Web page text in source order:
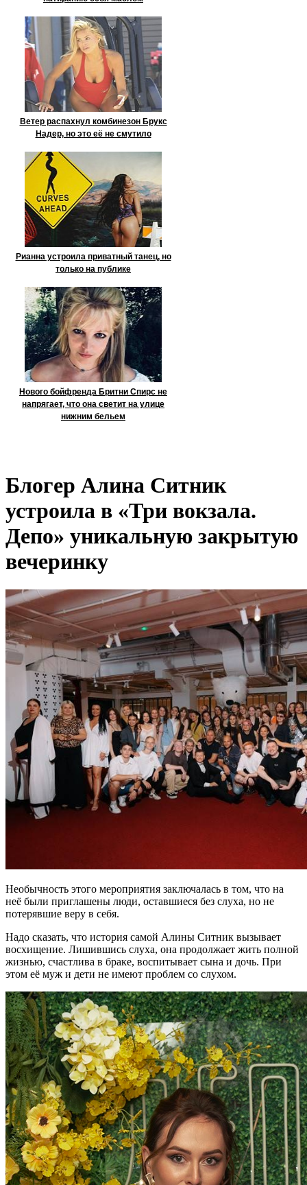
Ветер распахнул комбинезон Брукс
Надер, но это её не смутило
Рианна устроила приватный танец, но
только на публике
Нового бойфренда Бритни Спирс не
напрягает, что она светит на улице
нижним бельем
Блогер Алина Ситник
устроила в «Три вокзала.
Депо» уникальную закрытую
вечеринку
Необычность этого мероприятия заключалась в том, что на
неё были приглашены люди, оставшиеся без слуха, но не
потерявшие веру в себя.
Надо сказать, что история самой Алины Ситник вызывает
восхищение. Лишившись слуха, она продолжает жить полной
жизнью, счастлива в браке, воспитывает сына и дочь. При
этом её муж и дети не имеют проблем со слухом.